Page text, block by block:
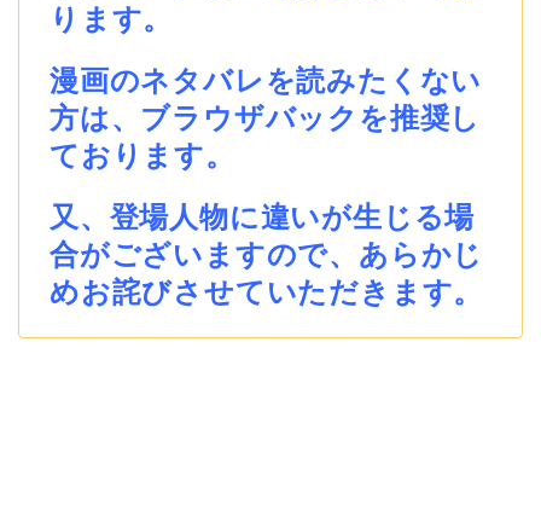
ります。
漫画のネタバレを読みたくない
方は、ブラウザバックを推奨し
ております。
又、登場人物に違いが生じる場
合がございますので、あらかじ
めお詫びさせていただきます。